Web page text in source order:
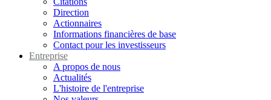
Direction
Actionnaires
Informations financières de base
Contact pour les investisseurs
Entreprise
A propos de nous
Actualités
L'histoire de l'entreprise